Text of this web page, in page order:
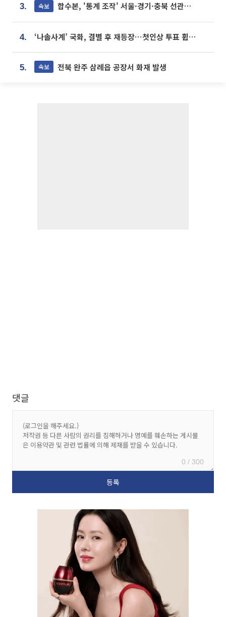
3. 속보 합수본, '통계 조작' 서울·경기·충북 선관위 등 추가 압수수색
4. ‘나솔사계’ 국화, 결별 후 재등장⋯첫인상 투표 휩쓸고 ‘인기녀’ 등극
5. 속보 전북 완주 삼례읍 공장서 화재 발생
댓글
0 / 300